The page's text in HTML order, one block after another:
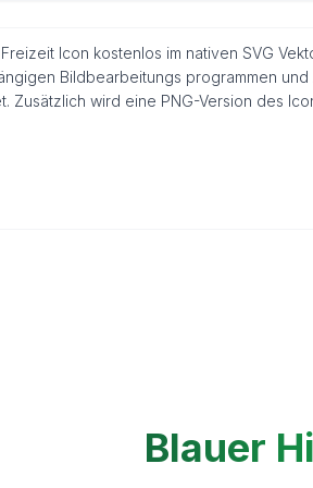
Icon kostenlos im nativen SVG
Bildbearbeitungs programmen
Zusätzlich wird eine PNG-Version des
Blauer